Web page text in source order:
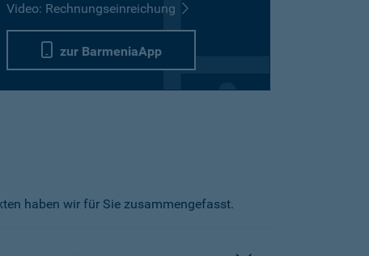
Video: Rechnungseinreichung
zur BarmeniaApp
haben wir für Sie zusammengefasst.